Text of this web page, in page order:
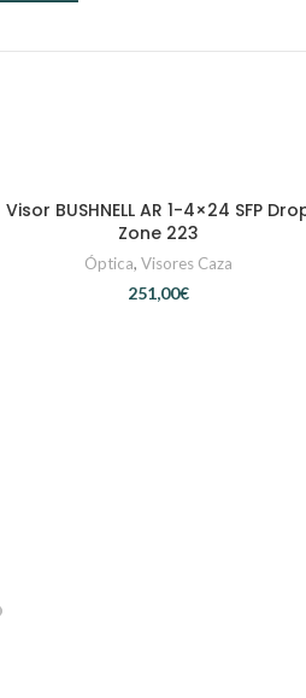
AÑADIR AL CARRITO
Visor BUSHNELL AR 1-4×24 SFP
Zone 223
Óptica, Visores Caza
€